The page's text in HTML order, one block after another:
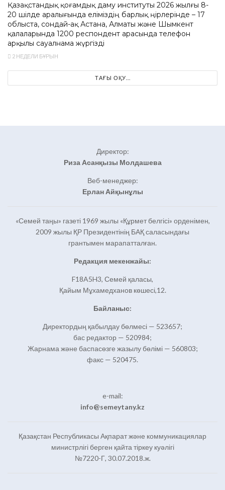
Қазақстандық қоғамдық даму институты 2026 жылғы 8-
20 шілде аралығында еліміздің барлық өңірлерінде – 17
облыста, сондай-ақ Астана, Алматы және Шымкент
қалаларында 1200 респондент арасында телефон
арқылы сауалнама жүргізді
2 НЕДЕЛИ БҰРЫН
ТАҒЫ ОҚУ...
Директор:
Риза Асанқызы Молдашева
Веб-менеджер:
Ерлан Айқынұлы
«Семей таңы» газеті 1969 жылы «Құрмет белгісі» орденімен,
2009 жылы ҚР Президентінің БАҚ саласындағы
грантымен марапатталған.
Редакция мекенжайы:
F18A5H3, Семей қаласы,
Қайым Мұхамедханов көшесі,12.
Байланыс:
Директордың қабылдау бөлмесі — 523657;
бас редактор — 520984;
Жарнама және баспасөзге жазылу бөлімі — 560803;
факс — 520475.
e-mail:
info@semeytany.kz
Қазақстан Республикасы Ақпарат және коммуникациялар
министрлігі берген қайта тіркеу куәлігі
№7220-Г, 30.07.2018.ж.